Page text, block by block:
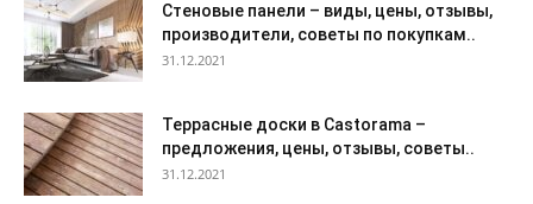
Стеновые панели – виды, цены, отзывы,
производители, советы по покупкам..
31.12.2021
Террасные доски в Castorama –
предложения, цены, отзывы, советы..
31.12.2021